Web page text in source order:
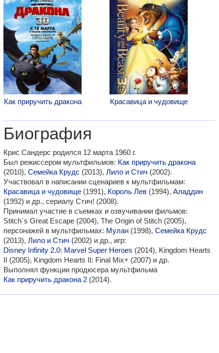
Как приручить дракона Красавица и чудовище
Биография
Крис Сандерс родился 12 марта 1960 г.
Был режиссером мультфильмов: Как приручить дракона
(2010), Семейка Крудс (2013), Лило и Стич (2002).
Участвовал в написании сценариев к мультфильмам:
Красавица и чудовище (1991), Король Лев (1994), Аладдин
(1992) и др., сериалу Стич! (2008).
Принимал участие в съемках и озвучивании фильмов:
Stitch`s Great Escape (2004), The Origin of Stitch (2005),
персонажей в мультфильмах: Мулан (1998), Семейка Крудс
(2013), Лило и Стич (2002) и др., игр:
Disney Infinity 2.0: Marvel Super Heroes (2014), Kingdom Hearts
II (2005), Kingdom Hearts II: Final Mix+ (2007) и др.
Выполнял функции продюсера мультфильма
Как приручить дракона 2 (2014).